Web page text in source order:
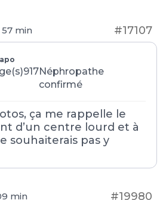
min #17107
Néphropathe
confirmé
ça me rappelle le
d’un centre lourd et à
souhaiterais pas y
min #19980